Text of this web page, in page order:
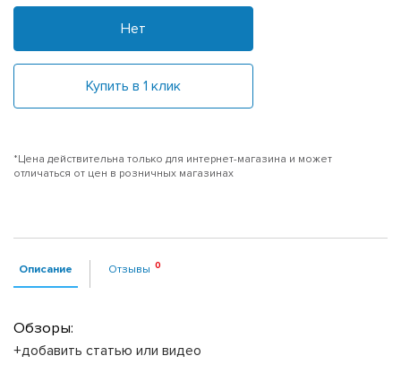
Нет
Купить в 1 клик
*Цена действительна только для интернет-магазина и может
отличаться от цен в розничных магазинах
Описание Отзывы
Обзоры:
+добавить статью или видео